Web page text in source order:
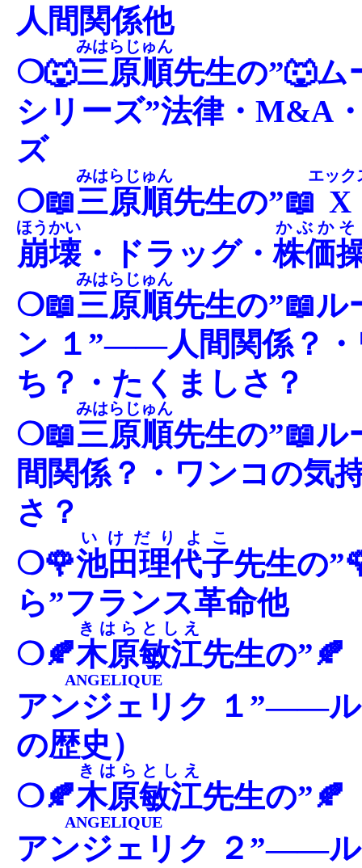
人間関係他
❍🐺三原順
みはらじゅん
先生の”🐺ム
シリーズ”法律・M&A
ズ
❍📖三原順
みはらじゅん
先生の”📖 X
エック
崩壊
ほうかい
・ドラッグ・株価
かぶかそ
❍📖三原順
みはらじゅん
先生の”📖ル
ン １”――人間関係？・
ち？・たくましさ？
❍📖三原順
みはらじゅん
先生の”📖ル
間関係？・ワンコの気
さ？
❍🌹池田理代子
いけだりよこ
先生の
ら”フランス革命他
❍🍂木原敏江
きはらとしえ
先生の”🍂
アンジェリク
ANGELIQUE
１”――ル
の歴史）
❍🍂木原敏江
きはらとしえ
先生の”🍂
アンジェリク
ANGELIQUE
２”――ル